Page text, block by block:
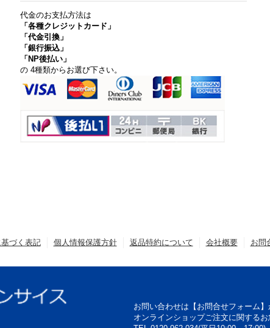
代金のお支払方法は
「各種クレジットカード」
「代金引換」
「銀行振込」
「NP後払い」
の 4種類からお選び下さい。
づく表記 個人情報保護方針 返品特約について 会社概要 お問
お問い合わせは【お問合せフォーム
オンラインショップご注文に関する